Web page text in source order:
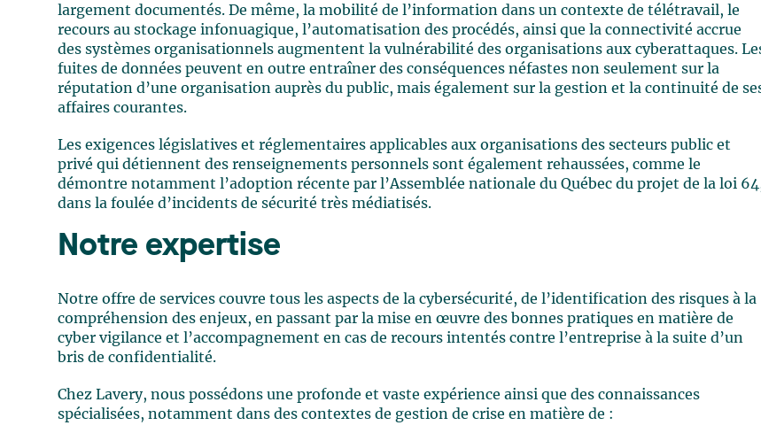
largement documentés. De même, la mobilité de l’information dans un contexte de télétravail, le
recours au stockage infonuagique, l’automatisation des procédés, ainsi que la connectivité accrue
des systèmes organisationnels augmentent la vulnérabilité des organisations aux cyberattaques.
fuites de données peuvent en outre entraîner des conséquences néfastes non seulement sur la
réputation d’une organisation auprès du public, mais également sur la gestion et la continuité de
affaires courantes.
Les exigences législatives et réglementaires applicables aux organisations des secteurs public et
privé qui détiennent des renseignements personnels sont également rehaussées, comme le
démontre notamment l’adoption récente par l’Assemblée nationale du Québec du projet de la loi
dans la foulée d’incidents de sécurité très médiatisés.
Notre expertise
Notre offre de services couvre tous les aspects de la cybersécurité, de l’identification des risques à la
compréhension des enjeux, en passant par la mise en œuvre des bonnes pratiques en matière de
cyber vigilance et l’accompagnement en cas de recours intentés contre l’entreprise à la suite d’un
bris de confidentialité.
Chez Lavery, nous possédons une profonde et vaste expérience ainsi que des connaissances
spécialisées, notamment dans des contextes de gestion de crise en matière de :